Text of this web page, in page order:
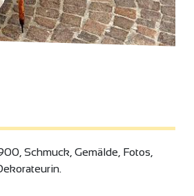
Schmuck, Gemälde, Fotos,